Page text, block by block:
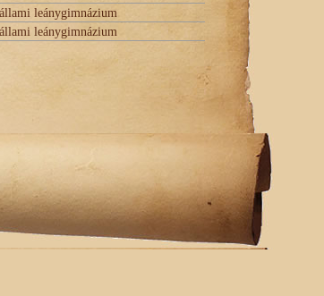
leánygimnázium
leánygimnázium